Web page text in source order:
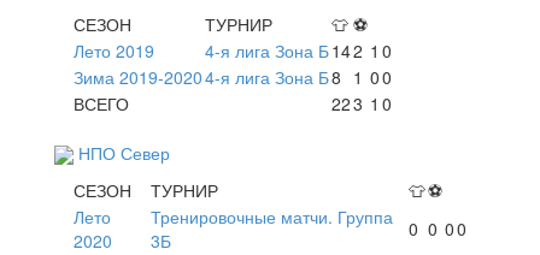
СЕЗОН
ТУРНИР 👕 ⚽
Лето 2019
4-я лига Зона Б142 1 0
Зима 2019-20204-я лига Зона Б8 1 00
ВСЕГО
223 1 0
НПО Север
СЕЗОН
ТУРНИР 👕⚽
Лето
2020
Тренировочные матчи. Группа
3Б
0 0 00